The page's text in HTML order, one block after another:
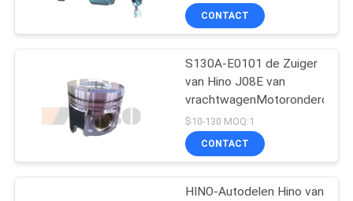
hino 300 delen
76
CONTACT
S130A-E0101 de Zuiger
van Hino J08E van
vrachtwagenMotoronderdelen
$10-130 MOQ:1
CONTACT
HINO-Autodelen Hino van